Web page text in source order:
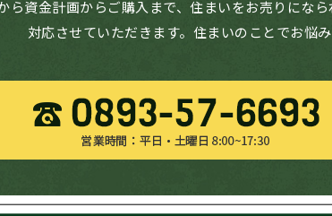
ら資金計画からご購入まで、住まいをお売りにな
対応させていただきます。住まいのことでお悩